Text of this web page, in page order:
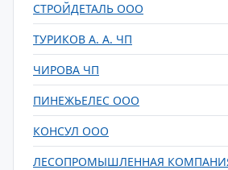
СТРОЙДЕТАЛЬ ООО
ТУРИКОВ А. А. ЧП
ЧИРОВА ЧП
ПИНЕЖЬЕЛЕС ООО
КОНСУЛ ООО
ЛЕСОПРОМЫШЛЕННАЯ